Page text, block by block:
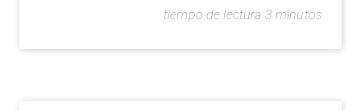
tiempo de lectura 3 minutos